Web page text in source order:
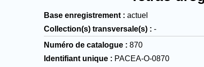
Base enregistrement
actuel
Collection(s) transversale(s)
-
Numéro de catalogue
870
Identifiant unique
PACEA-O-0870